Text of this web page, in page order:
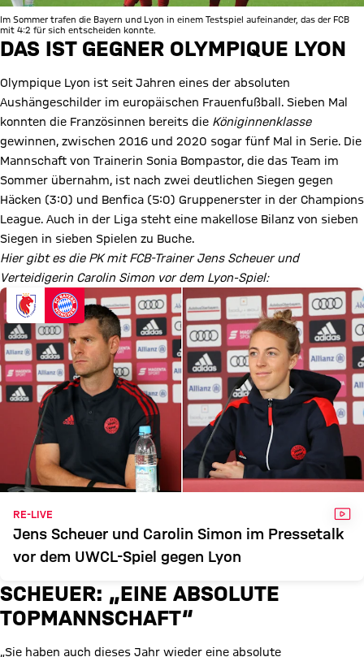
Im Sommer trafen die Bayern und Lyon in einem Testspiel aufeinander, das der FCB
mit 4:2 für sich entscheiden konnte.
DAS IST GEGNER OLYMPIQUE LYON
Olympique Lyon ist seit Jahren eines der absoluten
Aushängeschilder im europäischen Frauenfußball. Sieben Mal
konnten die Französinnen bereits die Königinnenklasse
gewinnen, zwischen 2016 und 2020 sogar fünf Mal in Serie. Die
Mannschaft von Trainerin Sonia Bompastor, die das Team im
Sommer übernahm, ist nach zwei deutlichen Siegen gegen
Häcken (3:0) und Benfica (5:0) Gruppenerster in der Champions
League. Auch in der Liga steht eine makellose Bilanz von sieben
Siegen in sieben Spielen zu Buche.
Hier gibt es die PK mit FCB-Trainer Jens Scheuer und
Verteidigerin Carolin Simon vor dem Lyon-Spiel:
RE-LIVE
Jens Scheuer und Carolin Simon im Pressetalk
vor dem UWCL-Spiel gegen Lyon
SCHEUER: „EINE ABSOLUTE
TOPMANNSCHAFT“
„Sie haben auch dieses Jahr wieder eine absolute